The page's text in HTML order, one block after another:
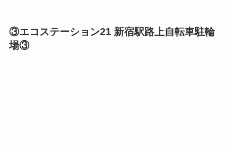
③エコステーション21 新宿駅路上自転車駐輪
場③